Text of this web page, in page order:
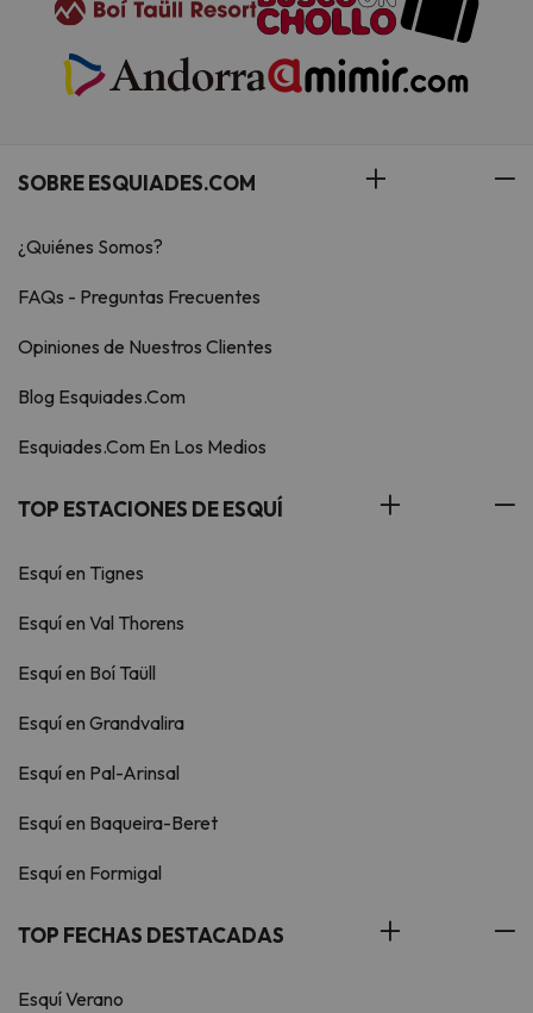
SOBRE ESQUIADES.COM
¿Quiénes Somos?
FAQs - Preguntas Frecuentes
Opiniones de Nuestros Clientes
Blog Esquiades.Com
Esquiades.Com En Los Medios
TOP ESTACIONES DE ESQUÍ
Esquí en Tignes
Esquí en Val Thorens
Esquí en Boí Taüll
Esquí en Grandvalira
Esquí en Pal-Arinsal
Esquí en Baqueira-Beret
Esquí en Formigal
TOP FECHAS DESTACADAS
Esquí Verano